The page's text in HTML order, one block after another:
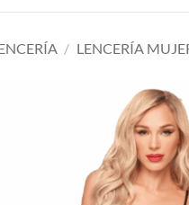
/ LENCERÍA